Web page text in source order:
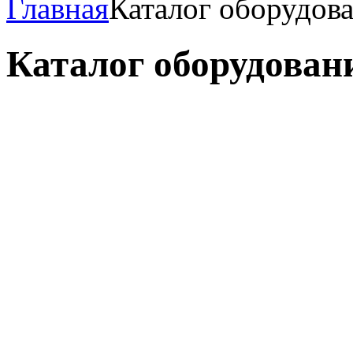
ГлавнаяКаталог
Каталог